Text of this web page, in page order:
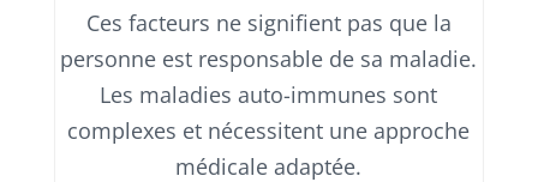
Ces facteurs ne signifient pas que la
personne est responsable de sa maladie.
Les maladies auto-immunes sont
complexes et nécessitent une approche
médicale adaptée.